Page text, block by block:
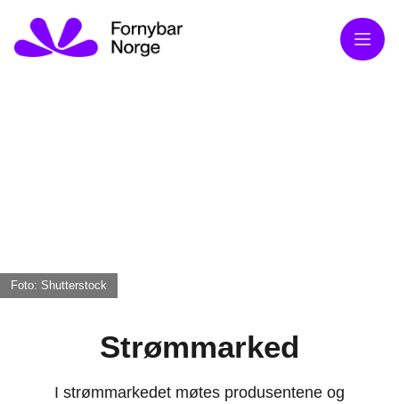
Meny
Foto: Shutterstock
Strømmarked
I strømmarkedet møtes produsentene og